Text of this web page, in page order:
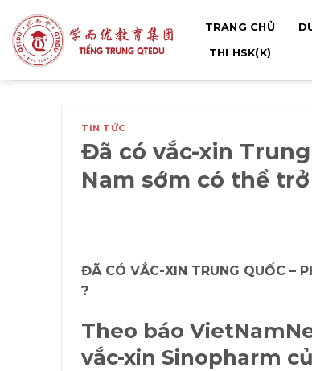
qua
nội
dung
TRANG CHỦ
THI HSK(K)
TIN TỨC
Đã có vắc-xin
Nam sớm có thể
ĐÃ CÓ VẮC-XIN TRUNG QUỐC –
?
Theo báo
vắc-xin Sinopharm